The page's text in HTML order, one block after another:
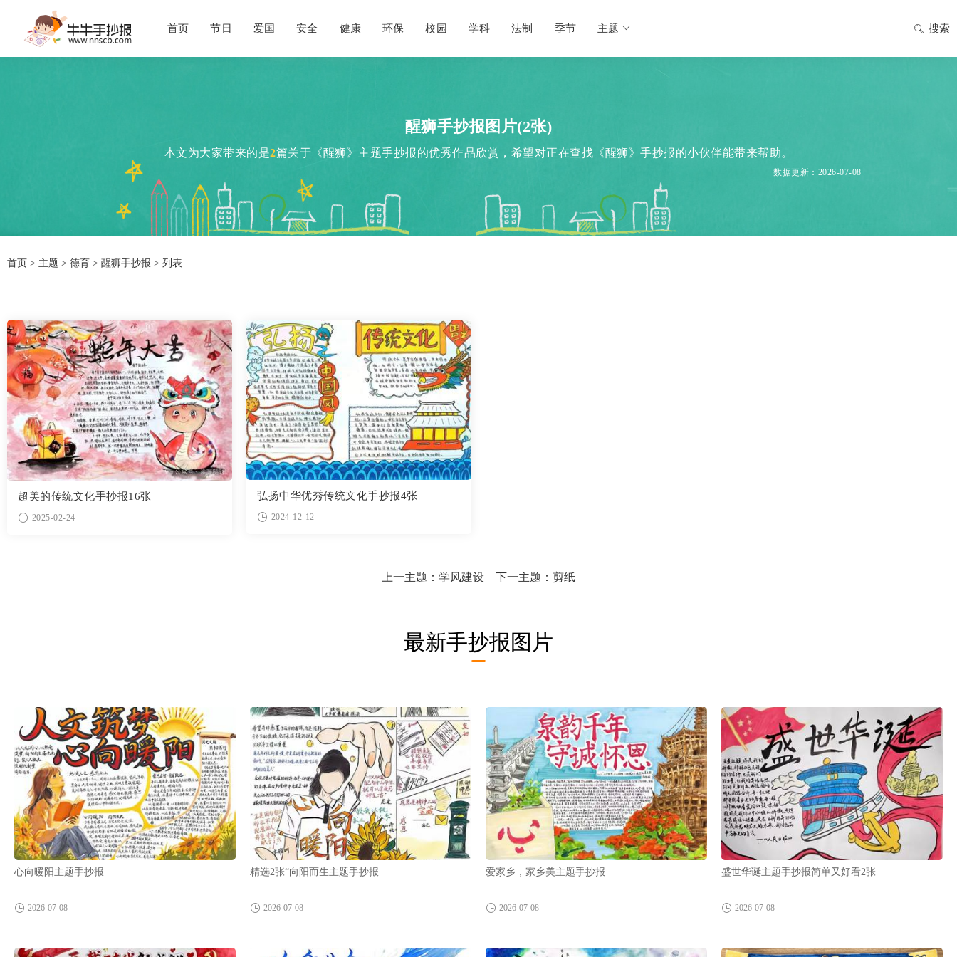
首页 节日 爱国 安全 健康 环保 校园 学科 法制 季节 主题 搜索
醒狮手抄报图片(2张)
本文为大家带来的是2篇关于《醒狮》主题手抄报的优秀作品欣赏，希望对正在查找《醒狮》手抄报的小伙伴能带来帮助。
数据更新：2026-07-08
首页 > 主题 > 德育 > 醒狮手抄报 > 列表
超美的传统文化手抄报16张
2025-02-24
弘扬中华优秀传统文化手抄报4张
2024-12-12
上一主题： 学风建设 下一主题： 剪纸
最新手抄报图片
心向暖阳主题手抄报
2026-07-08
精选2张“向阳而生主题手抄报
2026-07-08
爱家乡，家乡美主题手抄报
2026-07-08
盛世华诞主题手抄报简单又好看2张
2026-07-08